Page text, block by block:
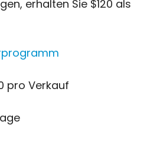
erhalten Sie $120 als
pro Verkauf